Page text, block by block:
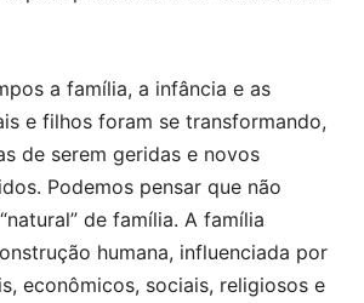
a família, a infância e as
e filhos foram se transformando,
de serem geridas e novos
Podemos pensar que não
de família. A família
humana, influenciada por
econômicos, sociais, religiosos e